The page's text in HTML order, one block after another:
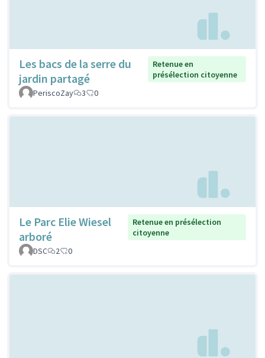
Les bacs de la serre du
jardin partagé
Retenue en
présélection citoyenne
PeriscoZay
3 0
Le Parc Elie Wiesel
arboré
Retenue en présélection
citoyenne
DSC
2 0